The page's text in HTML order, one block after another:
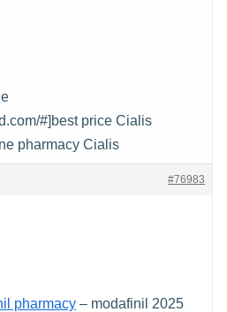
#]best price Cialis
pharmacy Cialis
#76983
pharmacy – modafinil 2025